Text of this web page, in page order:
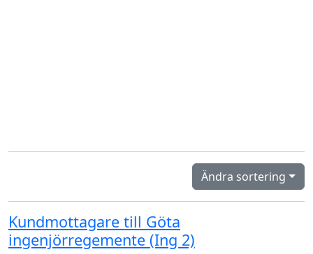
Ändra sortering
Kundmottagare till Göta
ingenjörregemente (Ing 2)